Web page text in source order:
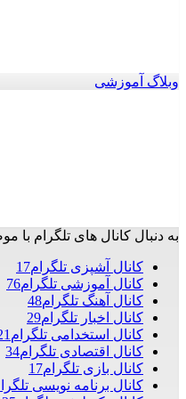
وبلاگ آموزشی
به دنبال کانال های تلگرام با
کانال آشپزی تلگرام17
کانال آموزشی تلگرام76
کانال آهنگ تلگرام48
کانال اخبار تلگرام29
کانال استخدامی تلگرام
کانال اقتصادی تلگرام34
کانال بازی تلگرام17
کانال برنامه نویسی